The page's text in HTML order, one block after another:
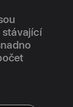
stávající